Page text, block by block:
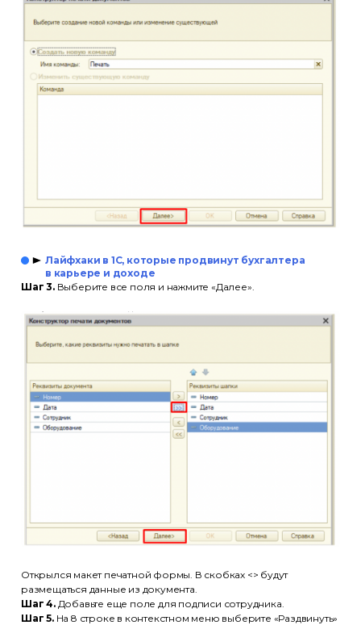
Лайфхаки в 1С, которые продвинут бухгалтера
в карьере и доходе
Шаг 3.Выберите все поля и нажмите «Далее».
Открылся макет печатной формы. В скобках <> будут
размещаться данные из документа.
Шаг 4.Добавьте еще поле для подписи сотрудника.
Шаг 5.На 8 строке в контекстном меню выберите «Раздвинуть»